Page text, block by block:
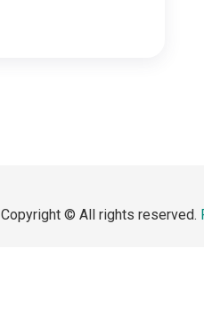
Copyright © All rights reserved.